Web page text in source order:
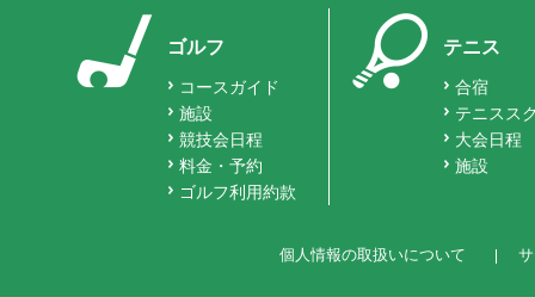
ゴルフ
コースガイド
施設
競技会日程
料金・予約
ゴルフ利用約款
テニス
合宿
テニスス
大会日程
施設
個人情報の取扱いについて